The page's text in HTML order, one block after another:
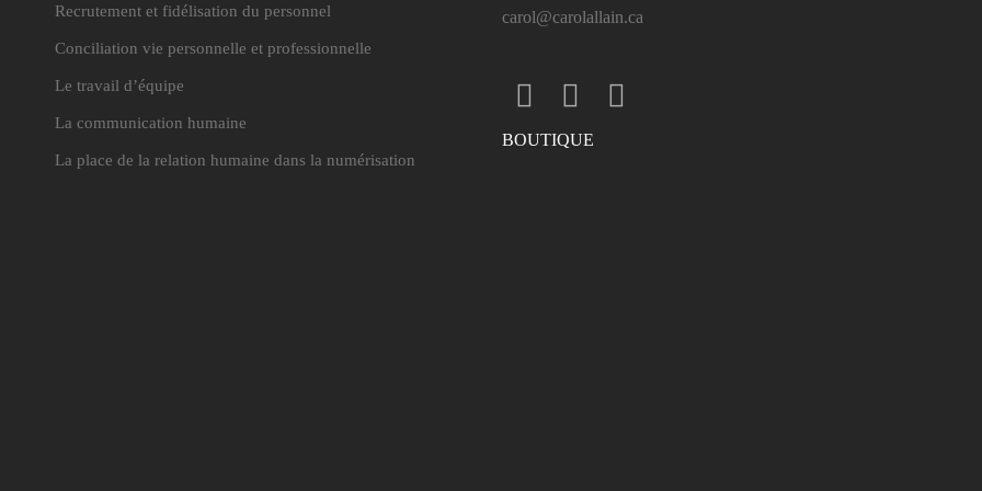
Recrutement et fidélisation du personnel
Conciliation vie personnelle et professionnelle
Le travail d’équipe
La communication humaine
La place de la relation humaine dans la numérisation
carol@carolallain.ca
BOUTIQUE